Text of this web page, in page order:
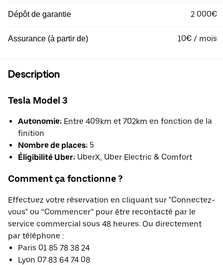
Dépôt de garantie 2 000€
Assurance (à partir de) 10€ / mois
Description
Tesla Model 3
Autonomie: Entre 409km et 702km en fonction de la
finition
Nombre de places: 5
Éligibilité Uber: UberX, Uber Electric & Comfort
Comment ça fonctionne ?
Effectuez votre réservation en cliquant sur "Connectez-
vous" ou “Commencer” pour être recontacté par le
service commercial sous 48 heures. Ou directement
par téléphone :
Paris 01 85 78 38 24
Lyon 07 83 64 74 08